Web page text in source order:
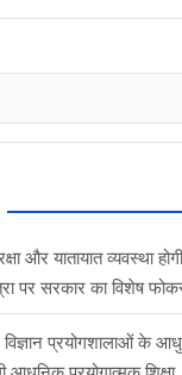
और यातायात व्यवस्था
पर सरकार का विशेष
प्रयोगशालाओं के